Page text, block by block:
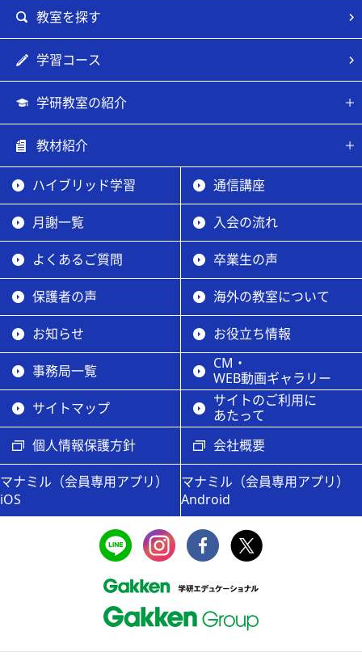
教室を探す
学習コース
学研教室の紹介
教材紹介
ハイブリッド学習 通信講座
月謝一覧 入会の流れ
よくあるご質問 卒業生の声
保護者の声 海外の教室について
お知らせ お役立ち情報
事務局一覧
CM・
WEB動画ギャラリー
サイトマップ
サイトのご利用に
あたって
個人情報保護方針
会社概要
マナミル（会員専用アプリ）
iOS
マナミル（会員専用アプリ）
Android